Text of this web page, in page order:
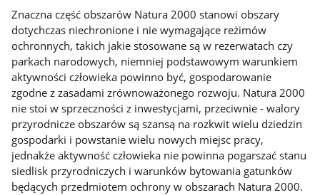
Znaczna część obszarów Natura 2000 stanowi obszary
dotychczas niechronione i nie wymagające reżimów
ochronnych, takich jakie stosowane są w rezerwatach czy
parkach narodowych, niemniej podstawowym warunkiem
aktywności człowieka powinno być, gospodarowanie
zgodne z zasadami zrównoważonego rozwoju. Natura 2000
nie stoi w sprzeczności z inwestycjami, przeciwnie - walory
przyrodnicze obszarów są szansą na rozkwit wielu dziedzin
gospodarki i powstanie wielu nowych miejsc pracy,
jednakże aktywność człowieka nie powinna pogarszać stanu
siedlisk przyrodniczych i warunków bytowania gatunków
będących przedmiotem ochrony w obszarach Natura 2000.